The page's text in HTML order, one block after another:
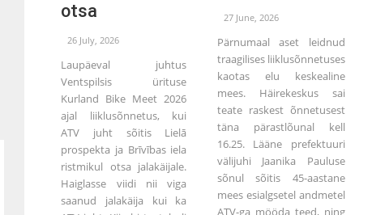
otsa
26 July, 2026
Laupäeval juhtus
Ventspilsis ürituse
Kurland Bike Meet 2026
ajal liiklusõnnetus, kui
ATV juht sõitis Lielā
prospekta ja Brīvības iela
ristmikul otsa jalakäijale.
Haiglasse viidi nii viga
saanud jalakäija kui ka
27 June, 2026
Pärnumaal aset leidnud
traagilises liiklusõnnetuses
kaotas elu keskealine
mees. Häirekeskus sai
teate raskest õnnetusest
täna pärastlõunal kell
16.25. Lääne prefektuuri
välijuhi Jaanika Pauluse
sõnul sõitis 45-aastane
mees esialgsetel andmetel
ATV-ga mööda teed, ning